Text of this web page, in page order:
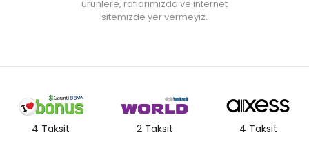
ürünlere, raflarımızda ve internet
sitemizde yer vermeyiz.
4 Taksit 2 Taksit 4 Taksit